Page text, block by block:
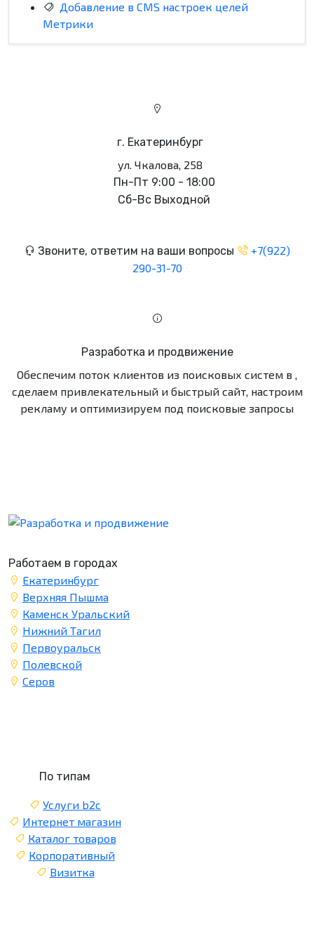
Добавление в CMS настроек целей
Метрики
г. Екатеринбург
ул. Чкалова, 258
Пн-Пт 9:00 - 18:00
Сб-Вс Выходной
Звоните, ответим на ваши вопросы
+7(922)
290-31-70
Разработка и продвижение
Обеспечим поток клиентов из поисковых систем в ,
сделаем привлекательный и быстрый сайт, настроим
рекламу и оптимизируем под поисковые запросы
Работаем в городах
Екатеринбург
Верхняя Пышма
Каменск Уральский
Нижний Тагил
Первоуральск
Полевской
Серов
По типам
Услуги b2c
Интернет магазин
Каталог товаров
Корпоративный
Визитка